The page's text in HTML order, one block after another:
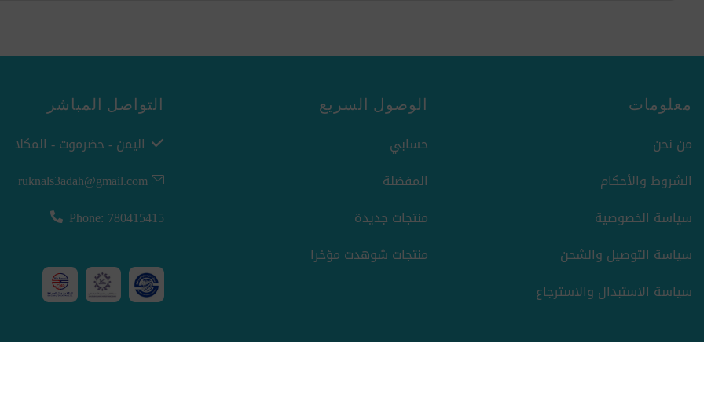
معلومات
من نحن
الشروط والأحكام
سياسة الخصوصية
سياسة التوصيل والشحن
سياسة الاستبدال والاسترجاع
الوصول السريع
حسابي
المفضلة
منتجات جديدة
منتجات شوهدت مؤخرا
التواصل المباشر
اليمن - حضرموت - المكلا
ruknals3adah@gmail.com
Phone: 780415415